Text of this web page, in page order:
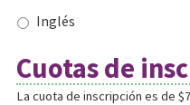
Inglés
Cuotas de
La cuota de inscripción es de